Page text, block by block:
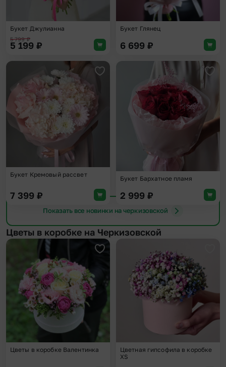
Букет Джулианна
5 799₽
5 199 ₽
Букет Глянец
6 699 ₽
Добавить в избранное
Букет Кремовый рассвет
7 399 ₽
Букет Бархатное пламя
2 999 ₽
Показать все новинки на черкизовской
Цветы в коробке на Черкизовской
Добавить в избранное
Цветы в коробке Валентинка
Цветная гипсофила в коробке
XS